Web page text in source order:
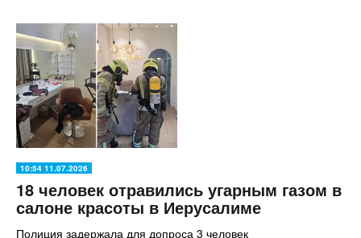
10:54 11.07.2026
18 человек отравились угарным газом в
салоне красоты в Иерусалиме
Полиция задержала для допроса 3 человек